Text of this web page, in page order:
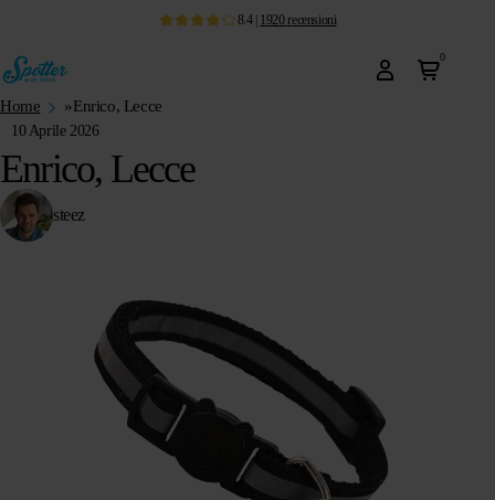
8.4| 1920 recensioni
0
Home »Enrico, Lecce
10 Aprile 2026
Enrico, Lecce
steez